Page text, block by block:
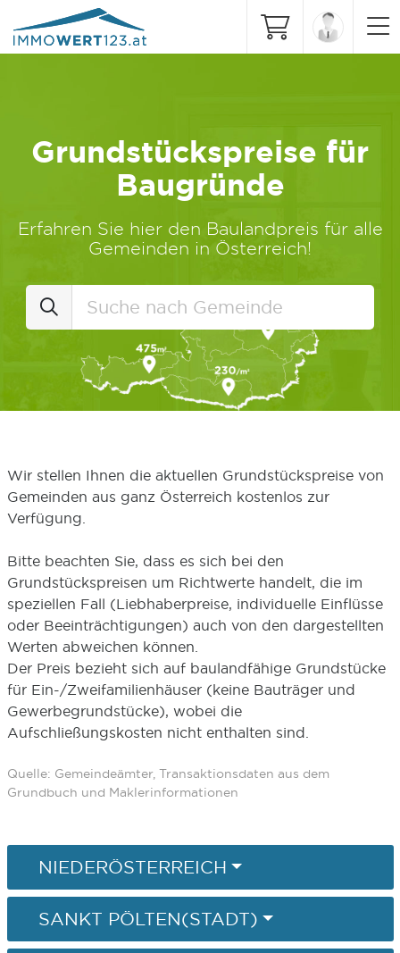
Grundstückspreise für
Baugründe
Erfahren Sie hier den Baulandpreis für alle
Gemeinden in Österreich!
Wir stellen Ihnen die aktuellen Grundstückspreise von
Gemeinden aus ganz Österreich kostenlos zur
Verfügung.
Bitte beachten Sie, dass es sich bei den
Grundstückspreisen um Richtwerte handelt, die im
speziellen Fall (Liebhaberpreise, individuelle Einflüsse
oder Beeinträchtigungen) auch von den dargestellten
Werten abweichen können.
Der Preis bezieht sich auf baulandfähige Grundstücke
für Ein-/Zweifamilienhäuser (keine Bauträger und
Gewerbegrundstücke), wobei die
Aufschließungskosten nicht enthalten sind.
Quelle: Gemeindeämter, Transaktionsdaten aus dem
Grundbuch und Maklerinformationen
NIEDERÖSTERREICH
SANKT PÖLTEN(STADT)